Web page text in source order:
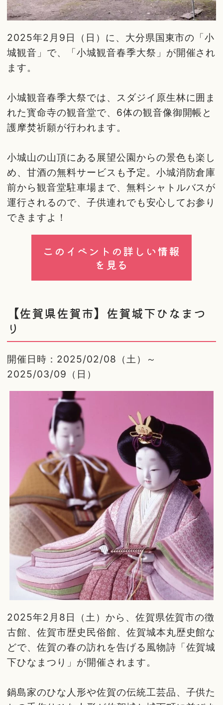
2025年2月9日（日）に、大分県国東市の「小
城観音」で、「小城観音春季大祭」が開催され
ます。
小城観音春季大祭では、スダジイ原生林に囲ま
れた寳命寺の観音堂で、6体の観音像御開帳と
護摩焚祈願が行われます。
小城山の山頂にある展望公園からの景色も楽し
め、甘酒の無料サービスも予定。小城消防倉庫
前から観音堂駐車場まで、無料シャトルバスが
運行されるので、子供連れでも安心してお参り
できますよ！
このイベントの詳しい情報
を見る
【佐賀県佐賀市】佐賀城下ひなまつ
り
開催日時：2025/02/08（土）～
2025/03/09（日）
2025年2月8日（土）から、佐賀県佐賀市の徴
古館、佐賀市歴史民俗館、佐賀城本丸歴史館な
どで、佐賀の春の訪れを告げる風物詩「佐賀城
下ひなまつり」が開催されます。
鍋島家のひな人形や佐賀の伝統工芸品、子供た